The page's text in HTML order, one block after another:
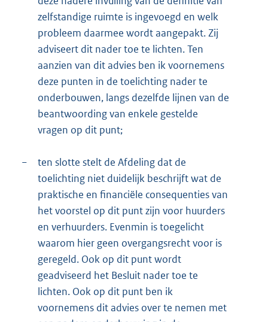
zelfstandige ruimte is ingevoegd en welk
probleem daarmee wordt aangepakt. Zij
adviseert dit nader toe te lichten. Ten
aanzien van dit advies ben ik voornemens
deze punten in de toelichting nader te
onderbouwen, langs dezelfde lijnen van de
beantwoording van enkele gestelde
vragen op dit punt;
−
ten slotte stelt de Afdeling dat de
toelichting niet duidelijk beschrijft wat de
praktische en financiële consequenties van
het voorstel op dit punt zijn voor huurders
en verhuurders. Evenmin is toegelicht
waarom hier geen overgangsrecht voor is
geregeld. Ook op dit punt wordt
geadviseerd het Besluit nader toe te
lichten. Ook op dit punt ben ik
voornemens dit advies over te nemen met